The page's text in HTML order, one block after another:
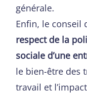
générale.
Enfin, le conseil
respect de la
sociale d’une
le bien-être des
travail et